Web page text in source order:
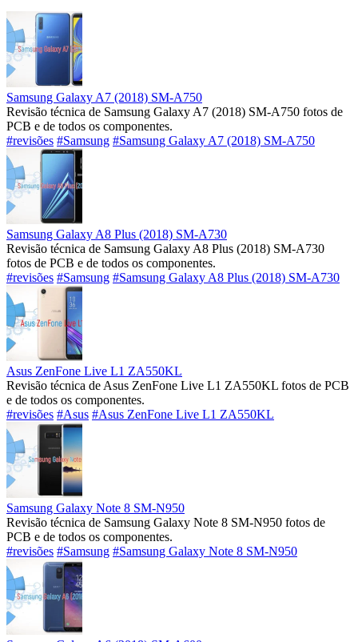
Samsung Galaxy A7 (2018) SM-A750
Revisão técnica de Samsung Galaxy A7 (2018) SM-A750 fotos de
PCB e de todos os componentes.
#revisões #Samsung #Samsung Galaxy A7 (2018) SM-A750
Samsung Galaxy A8 Plus (2018) SM-A730
Revisão técnica de Samsung Galaxy A8 Plus (2018) SM-A730
fotos de PCB e de todos os componentes.
#revisões #Samsung #Samsung Galaxy A8 Plus (2018) SM-A730
Asus ZenFone Live L1 ZA550KL
Revisão técnica de Asus ZenFone Live L1 ZA550KL fotos de PCB
e de todos os componentes.
#revisões #Asus #Asus ZenFone Live L1 ZA550KL
Samsung Galaxy Note 8 SM-N950
Revisão técnica de Samsung Galaxy Note 8 SM-N950 fotos de
PCB e de todos os componentes.
#revisões #Samsung #Samsung Galaxy Note 8 SM-N950